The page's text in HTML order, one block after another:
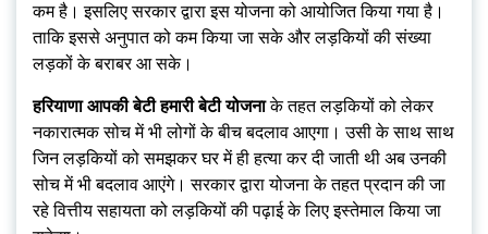
कम है। इसलिए सरकार द्वारा इस योजना को आयोजित किया गया है।
ताकि इससे अनुपात को कम किया जा सके और लड़कियों की संख्या
लड़कों के बराबर आ सके।
हरियाणा आपकी बेटी हमारी बेटी योजनाके तहत लड़कियों को लेकर
नकारात्मक सोच में भी लोगों के बीच बदलाव आएगा। उसी के साथ साथ
जिन लड़कियों को समझकर घर में ही हत्या कर दी जाती थी अब उनकी
सोच में भी बदलाव आएंगे। सरकार द्वारा योजना के तहत प्रदान की जा
रहे वित्तीय सहायता को लड़कियों की पढ़ाई के लिए इस्तेमाल किया जा